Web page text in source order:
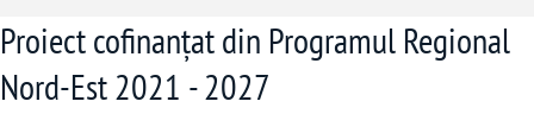
Proiect cofinanțat din Programul Regional
Nord-Est 2021 - 2027